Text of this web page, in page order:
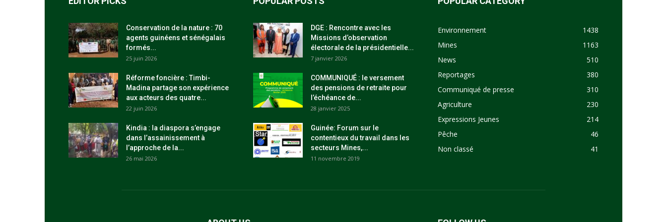
Conservation de la nature : 70
agents guinéens et sénégalais
formés...
25 juin 2026
Réforme foncière : Timbi-
Madina partage son expérience
aux acteurs des quatre...
22 juin 2026
Kindia : la diaspora s’engage
dans l’assainissement à
l’approche de la...
26 mai 2026
DGE : Rencontre avec les
Missions d’observation
électorale de la présidentielle...
7 janvier 2026
COMMUNIQUÉ : le versement
des pensions de retraite pour
l’échéance de...
28 janvier 2025
Guinée: Forum sur le
contentieux du travail dans les
secteurs Mines,...
11 novembre 2019
Environnement
1438
Mines
1163
News
510
Reportages
380
Communiqué de presse
310
Agriculture
230
Expressions Jeunes
214
Pêche
46
Non classé
41